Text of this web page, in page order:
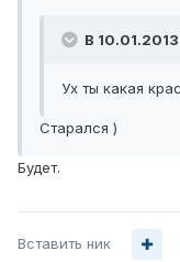
В
Ух ты какая
Старался )
Будет.
Вставить ник